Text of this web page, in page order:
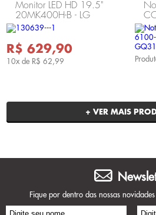
Monitor LED HD 19.5"
20MK400H-B - LG
Monitor LED HD 19.5"
20MK400H-B - LG
R$ 629,90
10x de R$ 62,99
-
+ VER MAIS
Fique por dentro das nossas